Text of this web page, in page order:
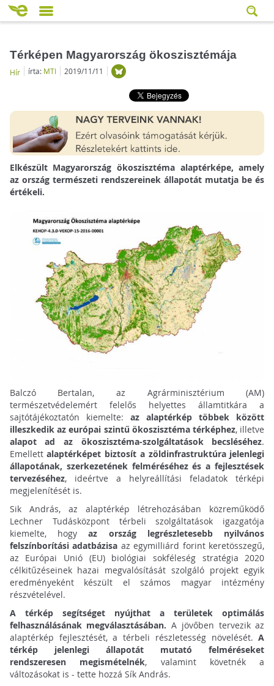
Térképen Magyarország ökoszisztémája
Hír írta: MTI 2019/11/11
Elkészült Magyarország ökoszisztéma alaptérképe, amely
az ország természeti rendszereinek állapotát mutatja be és
értékeli.
Balczó Bertalan, az Agrárminisztérium (AM)
természetvédelemért felelős helyettes államtitkára a
sajtótájékoztatón kiemelte: az alaptérkép többek között
illeszkedik az európai szintű ökoszisztéma térképhez, illetve
alapot ad az ökoszisztéma-szolgáltatások becsléséhez.
Emellettalaptérképet biztosít a zöldinfrastruktúra jelenlegi
állapotának, szerkezetének felméréséhez és a fejlesztések
tervezéséhez, ideértve a helyreállítási feladatok térképi
megjelenítését is.
Sik András, az alaptérkép létrehozásában közreműködő
Lechner Tudásközpont térbeli szolgáltatások igazgatója
kiemelte, hogyaz ország legrészletesebb nyilvános
felszínborítási adatbázisa az egymilliárd forint keretösszegű,
az Európai Unió (EU) biológiai sokféleség stratégia 2020
célkitűzéseinek hazai megvalósítását szolgáló projekt egyik
eredményeként készült el számos magyar intézmény
részvételével.
A térkép segítséget nyújthat a területek optimálás
felhasználásának megválasztásában. A jövőben tervezik az
alaptérkép fejlesztését, a térbeli részletesség növelését.A
térkép jelenlegi állapotát mutató felméréseket
rendszeresen megismételnék, valamint követnék a
változásokat is - tette hozzá Sík András.